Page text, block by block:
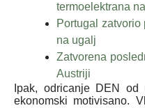
termoelektrana
Portugal
na ugalj
Zatvorena
Austriji
Ipak, odricanje DEN
ekonomski motivisano.